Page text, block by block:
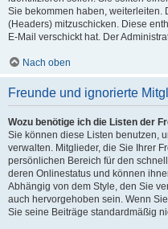
Sie bekommen haben, weiterleiten.
(Headers) mitzuschicken. Diese
E-Mail verschickt hat. Der
Nach oben
Freunde und ignorierte
Wozu benötige ich die Listen der
Sie können diese Listen benutzen,
verwalten. Mitglieder, die Sie Ihrer
persönlichen Bereich für den
deren Onlinestatus und können
Abhängig von dem Style, den Sie
auch hervorgehoben sein. Wenn
Sie seine Beiträge standardmäßig